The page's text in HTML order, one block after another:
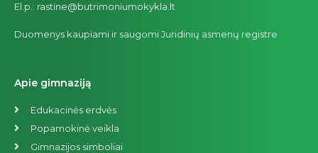
El.p.: rastine@butrimoniumokykla.lt
Duomenys kaupiami ir saugomi Juridinių asmenų registre
Apie gimnaziją
Edukacinės erdvės
Popamokinė veikla
Gimnazijos simboliai